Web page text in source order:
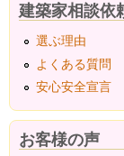
建築家相談依
選ぶ理由
よくある質問
安心安全宣言
お客様の声